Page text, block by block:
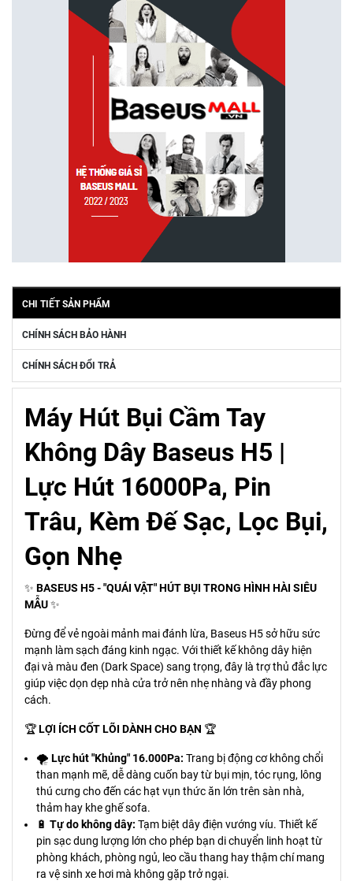
CHI TIẾT SẢN PHẨM
CHÍNH SÁCH BẢO HÀNH
CHÍNH SÁCH ĐỔI TRẢ
Máy Hút Bụi Cầm Tay
Không Dây Baseus H5 |
Lực Hút 16000Pa, Pin
Trâu, Kèm Đế Sạc, Lọc Bụi,
Gọn Nhẹ
✨ BASEUS H5 - "QUÁI VẬT" HÚT BỤI TRONG HÌNH HÀI SIÊU
MẪU✨
Đừng để vẻ ngoài mảnh mai đánh lừa, Baseus H5 sở hữu sức
mạnh làm sạch đáng kinh ngạc. Với thiết kế không dây hiện
đại và màu đen (Dark Space) sang trọng, đây là trợ thủ đắc lực
giúp việc dọn dẹp nhà cửa trở nên nhẹ nhàng và đầy phong
cách.
🏆LỢI ÍCH CỐT LÕI DÀNH CHO BẠN 🏆
🌪️ Lực hút "Khủng" 16.000Pa: Trang bị động cơ không chổi
than mạnh mẽ, dễ dàng cuốn bay từ bụi mịn, tóc rụng, lông
thú cưng cho đến các hạt vụn thức ăn lớn trên sàn nhà,
thảm hay khe ghế sofa.
🔋 Tự do không dây: Tạm biệt dây điện vướng víu. Thiết kế
pin sạc dung lượng lớn cho phép bạn di chuyển linh hoạt từ
phòng khách, phòng ngủ, leo cầu thang hay thậm chí mang
ra vệ sinh xe hơi mà không gặp trở ngại.